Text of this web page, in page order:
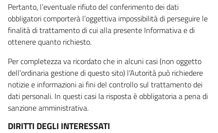
Pertanto, l’eventuale rifiuto del conferimento dei dati
obbligatori comporterà l’oggettiva impossibilità di perseguire le
finalità di trattamento di cui alla presente Informativa e di
ottenere quanto richiesto.
Per completezza va ricordato che in alcuni casi (non oggetto
dell’ordinaria gestione di questo sito) l’Autorità può richiedere
notizie e informazioni ai fini del controllo sul trattamento dei
dati personali. In questi casi la risposta è obbligatoria a pena di
sanzione amministrativa.
DIRITTI DEGLI INTERESSATI